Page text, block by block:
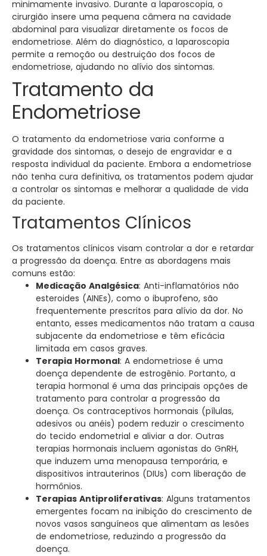
minimamente invasivo. Durante a laparoscopia, o
cirurgião insere uma pequena câmera na cavidade
abdominal para visualizar diretamente os focos de
endometriose. Além do diagnóstico, a laparoscopia
permite a remoção ou destruição dos focos de
endometriose, ajudando no alívio dos sintomas.
Tratamento da
Endometriose
O tratamento da endometriose varia conforme a
gravidade dos sintomas, o desejo de engravidar e a
resposta individual da paciente. Embora a endometriose
não tenha cura definitiva, os tratamentos podem ajudar
a controlar os sintomas e melhorar a qualidade de vida
da paciente.
Tratamentos Clínicos
Os tratamentos clínicos visam controlar a dor e retardar
a progressão da doença. Entre as abordagens mais
comuns estão:
Medicação Analgésica: Anti-inflamatórios não
esteroides (AINEs), como o ibuprofeno, são
frequentemente prescritos para alívio da dor. No
entanto, esses medicamentos não tratam a causa
subjacente da endometriose e têm eficácia
limitada em casos graves.
Terapia Hormonal: A endometriose é uma
doença dependente de estrogênio. Portanto, a
terapia hormonal é uma das principais opções de
tratamento para controlar a progressão da
doença. Os contraceptivos hormonais (pílulas,
adesivos ou anéis) podem reduzir o crescimento
do tecido endometrial e aliviar a dor. Outras
terapias hormonais incluem agonistas do GnRH,
que induzem uma menopausa temporária, e
dispositivos intrauterinos (DIUs) com liberação de
hormônios.
Terapias Antiproliferativas: Alguns tratamentos
emergentes focam na inibição do crescimento de
novos vasos sanguíneos que alimentam as lesões
de endometriose, reduzindo a progressão da
doença.